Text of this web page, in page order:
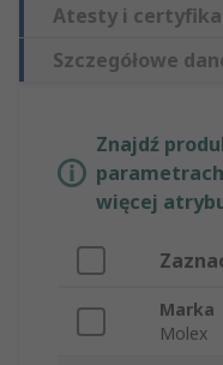
Atesty i
Szczegółowe
Znajdź
więcej
Marka
Molex